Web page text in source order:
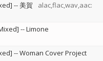
--美賀
alac,flac,wav,aac:
--Limone
--Woman Cover Project